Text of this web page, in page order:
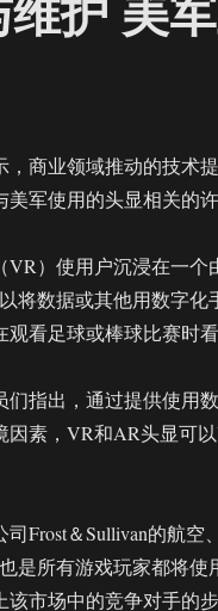
，商业领域推动的技术
美军使用的头显相关的许
VR）使用户沉浸在一
以将数据或其他用数字
观看足球或棒球比赛时
们指出，通过提供使用
因素，VR和AR头显可
Frost＆Sullivan的航空
是所有游戏玩家都将
该市场中的竞争对手的